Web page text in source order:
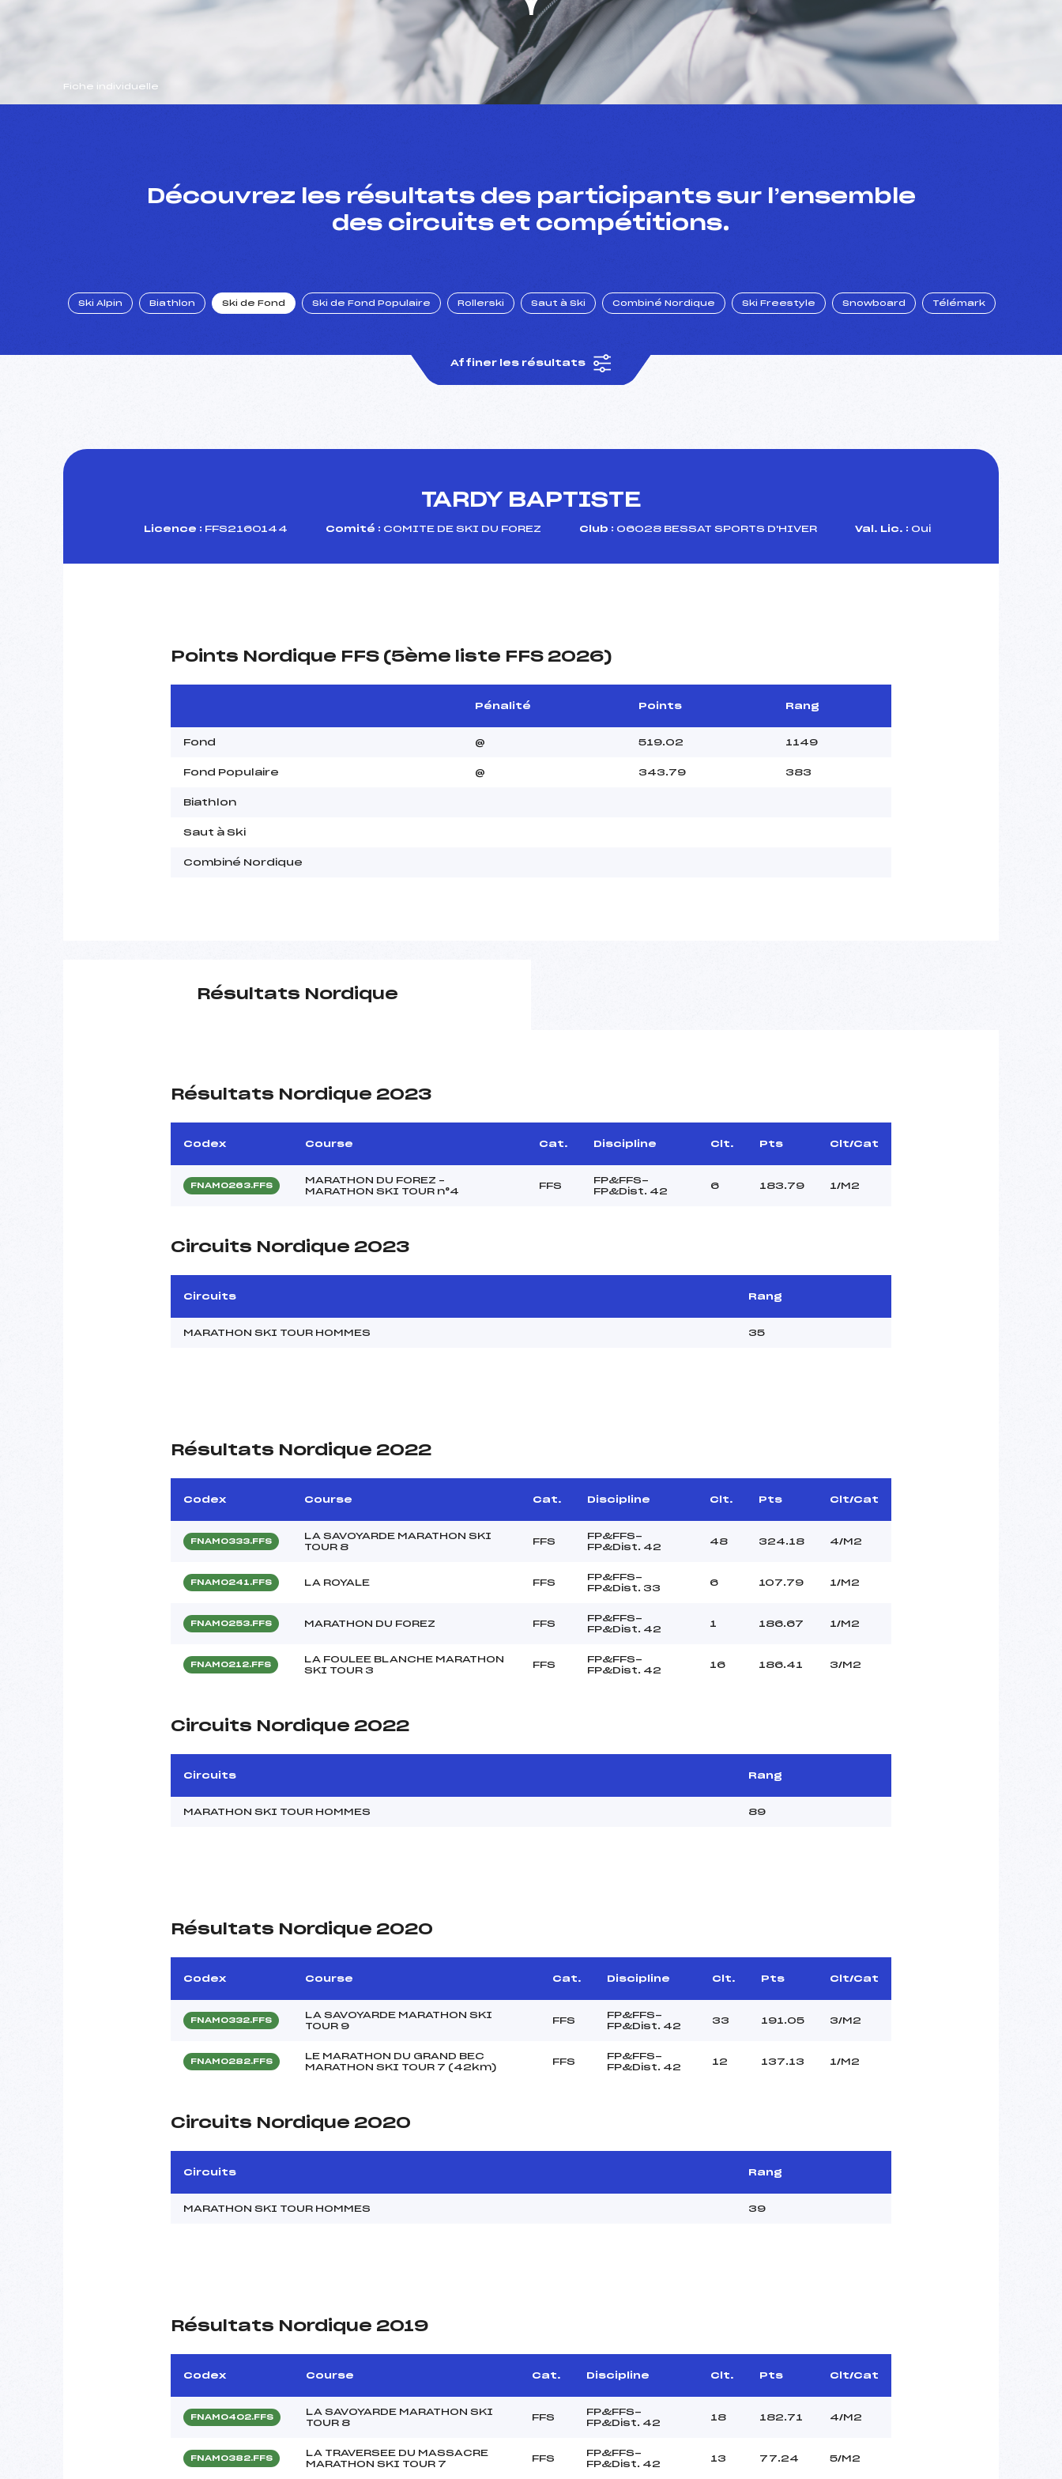
Fiche individuelle
Découvrez les résultats des participants sur l’ensemble
des circuits et compétitions.
Ski Alpin Biathlon Ski de Fond Ski de Fond Populaire Rollerski Saut à Ski Combiné Nordique Ski Freestyle Snowboard Télémark
Affiner les résultats
TARDY BAPTISTE
Licence : FFS2160144 Comité : COMITE DE SKI DU FOREZ Club : 06028 BESSAT SPORTS D'HIVER Val. Lic. : Oui
Points Nordique FFS (5ème liste FFS 2026)
Pénalité Points Rang
Fond @ 519.02 1149
Fond Populaire @ 343.79 383
Biathlon
Saut à Ski
Combiné Nordique
Résultats Nordique
Résultats Nordique 2023
Codex Course Cat. Discipline Clt. Pts Clt/Cat
FNAM0263.FFS
MARATHON DU FOREZ –
MARATHON SKI TOUR n°4
FFS
FP&FFS-
FP&Dist. 42
6 183.79 1/M2
Circuits Nordique 2023
Circuits Rang
MARATHON SKI TOUR HOMMES 35
Résultats Nordique 2022
Codex Course Cat. Discipline Clt. Pts Clt/Cat
FNAM0333.FFS
LA SAVOYARDE MARATHON SKI
TOUR 8
FFS
FP&FFS-
FP&Dist. 42
48 324.18 4/M2
FNAM0241.FFS LA ROYALE FFS
FP&FFS-
FP&Dist. 33
6 107.79 1/M2
FNAM0253.FFS MARATHON DU FOREZ FFS
FP&FFS-
FP&Dist. 42
1 186.67 1/M2
FNAM0212.FFS
LA FOULEE BLANCHE MARATHON
SKI TOUR 3
FFS
FP&FFS-
FP&Dist. 42
16 186.41 3/M2
Circuits Nordique 2022
Circuits Rang
MARATHON SKI TOUR HOMMES 89
Résultats Nordique 2020
Codex Course Cat. Discipline Clt. Pts Clt/Cat
FNAM0332.FFS
LA SAVOYARDE MARATHON SKI
TOUR 9
FFS
FP&FFS-
FP&Dist. 42
33 191.05 3/M2
FNAM0282.FFS
LE MARATHON DU GRAND BEC
MARATHON SKI TOUR 7 (42km)
FFS
FP&FFS-
FP&Dist. 42
12 137.13 1/M2
Circuits Nordique 2020
Circuits Rang
MARATHON SKI TOUR HOMMES 39
Résultats Nordique 2019
Codex Course Cat. Discipline Clt. Pts Clt/Cat
FNAM0402.FFS
LA SAVOYARDE MARATHON SKI
TOUR 8
FFS
FP&FFS-
FP&Dist. 42
18 182.71 4/M2
FNAM0382.FFS
LA TRAVERSEE DU MASSACRE
MARATHON SKI TOUR 7
FFS
FP&FFS-
FP&Dist. 42
13 77.24 5/M2